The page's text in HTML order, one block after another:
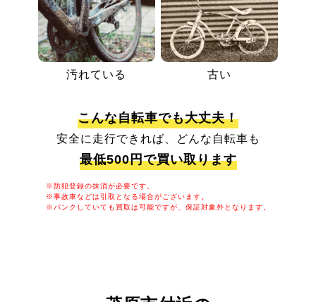
汚れている 古い
こんな自転車でも大丈夫！
安全に走行できれば、どんな自転車も
最低500円で買い取ります
※防犯登録の抹消が必要です。
※事故車などは引取となる場合がございます。
※パンクしていても買取は可能ですが、保証対象外となります。